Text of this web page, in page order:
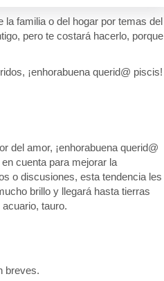
familia o del hogar por temas del
pero te costará hacerlo, porque
¡enhorabuena querid@ piscis!
del amor, ¡enhorabuena querid@
cuenta para mejorar la
o discusiones, esta tendencia les
brillo y llegará hasta tierras
tauro.
breves.